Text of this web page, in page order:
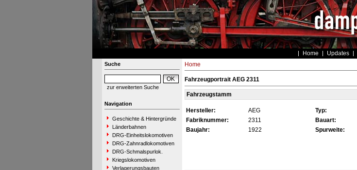
Home Updates
Suche
zur erweiterten Suche
Navigation
Geschichte & Hintergründe
Länderbahnen
DRG-Einheitslokomotiven
DRG-Zahnradlokomotiven
DRG-Schmalspurlok.
Kriegslokomotiven
Verlagerungsbauten
Home
Fahrzeugportrait AEG 2311
Fahrzeugstamm
Hersteller: AEG Typ:
Fabriknummer:
2311 Bauart:
Baujahr:
1922 Spurweite: